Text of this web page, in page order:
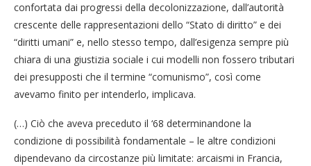
confortata dai progressi della decolonizzazione, dall’autorità
crescente delle rappresentazioni dello “Stato di diritto” e dei
“diritti umani” e, nello stesso tempo, dall’esigenza sempre più
chiara di una giustizia sociale i cui modelli non fossero tributari
dei presupposti che il termine “comunismo”, così come
avevamo finito per intenderlo, implicava.
(…) Ciò che aveva preceduto il ‘68 determinandone la
condizione di possibilità fondamentale – le altre condizioni
dipendevano da circostanze più limitate: arcaismi in Francia,